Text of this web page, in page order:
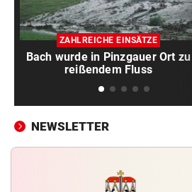
KRITIK AUS POLITIK vor
Theater stellt Planschbecken
300.000 Euro auf
NACH WIEN AUF MYKONOS
Luxus am Meer! Sabalenka
gewährt private Einblicke
misslicher Lage
ZAHLREICHE EINSÄTZE
Bach wurde in Pinzgauer Ort zu
reißendem Fluss
NEWSLETTER